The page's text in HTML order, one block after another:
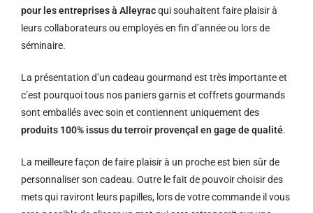
pour les entreprises à Alleyracqui souhaitent faire plaisir à
leurs collaborateurs ou employés en fin d’année ou lors de
séminaire.
La présentation d’un cadeau gourmand est très importante et
c’est pourquoi tous nos paniers garnis et coffrets gourmands
sont emballés avec soin et contiennent uniquement des
produits 100% issus du terroir provençal en gage de qualité.
La meilleure façon de faire plaisir à un proche est bien sûr de
personnaliser son cadeau. Outre le fait de pouvoir choisir des
mets qui raviront leurs papilles, lors de votre commande il vous